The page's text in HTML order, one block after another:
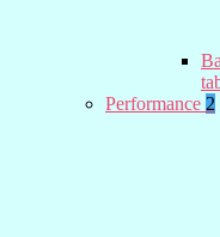
Performance 2